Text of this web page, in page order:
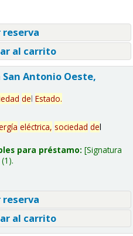
al carrito
Antonio Oeste,
del Estado.
eléctrica, sociedad del
para préstamo: Signatura
(1).
al carrito